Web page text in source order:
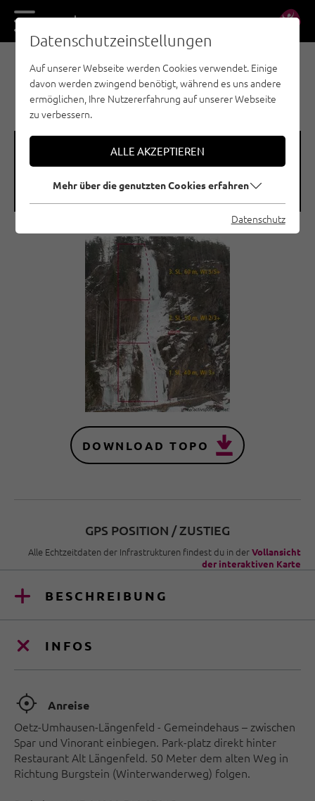
DE EN
EISKLETTERN - ÖTZTAL
LÄNGENFELD / ESSO
🞽
Schwierigkeitsgrad
🞱
Seehöhe
DOWNLOAD TOPO
GPS POSITION / ZUSTIEG
Alle Echtzeitdaten der Infrastrukturen findest du in derVollansicht
der interaktiven Karte
BESCHREIBUNG
INFOS
🞞 Anreise
Oetz-Umhausen-Längenfeld - Gemeindehaus – zwischen
Spar und Vinorant einbiegen. Park-platz direkt hinter
Restaurant Alt Längenfeld. 50 Meter dem alten Weg in
Richtung Burgstein (Winterwanderweg) folgen.
Datenschutzeinstellungen
Auf unserer Webseite werden Cookies verwendet. Einige
davon werden zwingend benötigt, während es uns andere
ermöglichen, Ihre Nutzererfahrung auf unserer Webseite
zu verbessern.
ALLE AKZEPTIEREN
Mehr über die genutzten Cookies erfahren
Datenschutz